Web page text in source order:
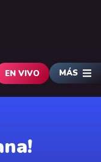
EN VIVO MÁS